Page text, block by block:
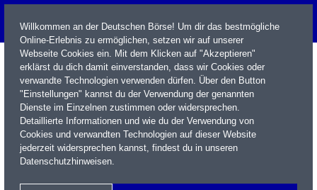
Name / WKN / ISIN / Kürzel
Willkommen an der Deutschen Börse! Um dir das bestmögliche
Online-Erlebnis zu ermöglichen, setzen wir auf unserer
Webseite Cookies ein. Mit dem Klicken auf "Akzeptieren"
erklärst du dich damit einverstanden, dass wir Cookies oder
verwandte Technologien verwenden dürfen. Über den Button
"Einstellungen" kannst du der Verwendung der genannten
Dienste im Einzelnen zustimmen oder widersprechen.
Detaillierte Informationen und wie du der Verwendung von
Cookies und verwandten Technologien auf dieser Website
jederzeit widersprechen kannst, findest du in unseren
Datenschutzhinweisen.